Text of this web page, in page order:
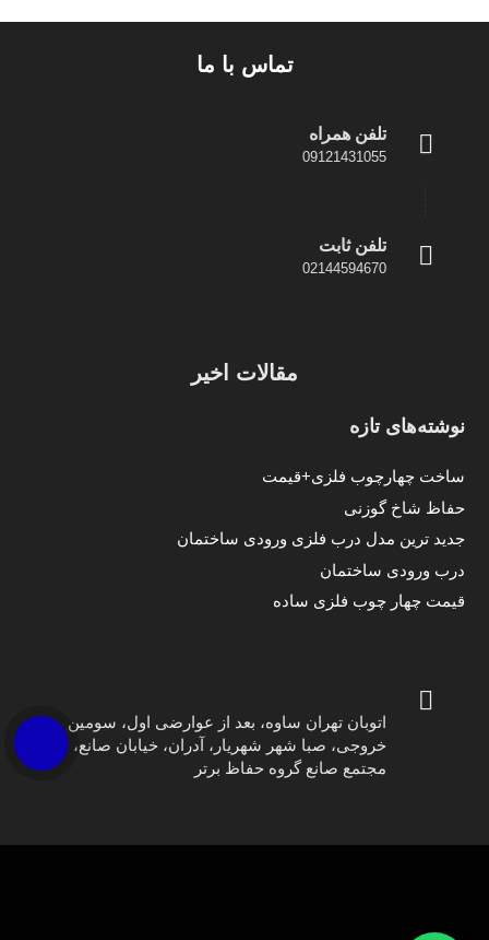
تماس با ما
تلفن همراه
09121431055
تلفن ثابت
02144594670
مقالات اخیر
نوشته‌های تازه
ساخت چهارچوب فلزی+قیمت
حفاظ شاخ گوزنی
جدید ترین مدل درب فلزی ورودی ساختمان
درب ورودی ساختمان
قیمت چهار چوب فلزی ساده
اتوبان تهران ساوه، بعد از عوارضی اول، سومین
خروجی، صبا شهر شهریار، آدران، خیابان صانع،
مجتمع صانع گروه حفاظ برتر